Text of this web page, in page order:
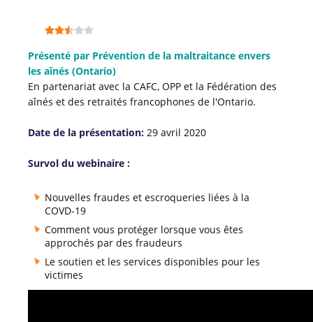
Présenté par Prévention de la maltraitance envers
les aînés (Ontario)
En partenariat avec la CAFC, OPP et la Fédération des
aînés et des retraités francophones de l'Ontario.
Date de la présentation: 29 avril 2020
Survol du webinaire :
Nouvelles fraudes et escroqueries liées à la
COVD-19
Comment vous protéger lorsque vous êtes
approchés par des fraudeurs
Le soutien et les services disponibles pour les
victimes